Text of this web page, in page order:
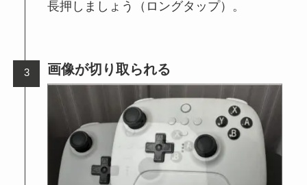
長押しましょう（ロングタップ）。
画像が切り取られる